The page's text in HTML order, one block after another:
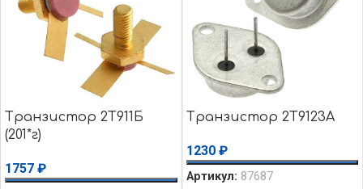
Транзистор 2Т911Б
(201*г)
1757 ₽
Транзистор 2Т9123А
1230 ₽
Артикул: 87687